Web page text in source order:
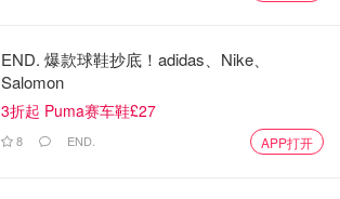
END. 爆款球鞋抄底！adidas、Nike、
Salomon
3折起 Puma赛车鞋£27
8 END. APP打开